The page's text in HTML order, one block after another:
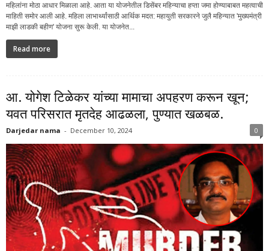
महिलांना मोठा आधार मिळाला आहे. आता या योजनेतील डिसेंबर महिन्याचा हप्ता जमा होण्याबाबत महत्वाची
माहिती समोर आली आहे. महिला लाभार्थ्यांसाठी आर्थिक मदत: महायुती सरकारने जुलै महिन्यात 'मुख्यमंत्री
माझी लाडकी बहीण' योजना सुरू केली. या योजनेत...
Read more
आ. योगेश टिळेकर यांच्या मामाचा अपहरण करून खून;
यवत परिसरात मृतदेह आढळला, पुण्यात खळबळ.
Darjedar nama - December 10, 2024 0